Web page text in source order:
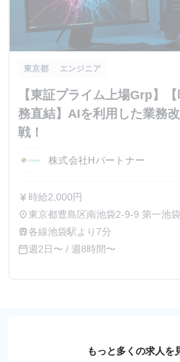
東京都 エンジニア
【東証プライム上場Grp】
務直結】AIを利用した業務
戦！
株式会社Hパートナー
currency_yen 時給2,000円
place東京都豊島区南池袋2-9-9 第一池
train 各線池袋駅より7分
calendar_today週2日〜 / 週8時間〜
もっと多くの求人を